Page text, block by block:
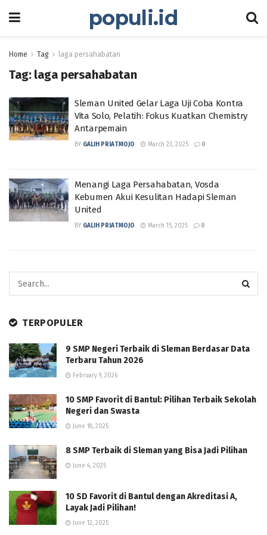
populi.id
Home Tag laga persahabatan
Tag: laga persahabatan
Sleman United Gelar Laga Uji Coba Kontra
Vita Solo, Pelatih: Fokus Kuatkan Chemistry
Antarpemain
BY GALIH PRIATMOJO March 23, 2025 0
Menangi Laga Persahabatan, Vosda
Kebumen Akui Kesulitan Hadapi Sleman
United
BY GALIH PRIATMOJO March 15, 2025 0
TERPOPULER
9 SMP Negeri Terbaik di Sleman Berdasar Data
Terbaru Tahun 2026
February 9, 2026
10 SMP Favorit di Bantul: Pilihan Terbaik Sekolah
Negeri dan Swasta
June 18, 2025
8 SMP Terbaik di Sleman yang Bisa Jadi Pilihan
June 4, 2025
10 SD Favorit di Bantul dengan Akreditasi A,
Layak Jadi Pilihan!
June 12, 2025